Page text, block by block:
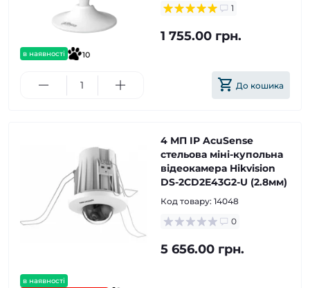
в наявності 10
1
1 755.00 грн.
До кошика
в наявності
4 МП IP AcuSense
стельова міні-купольна
відеокамера Hikvision
DS-2CD2E43G2-U (2.8мм)
Код товару: 14048
0
5 656.00 грн.